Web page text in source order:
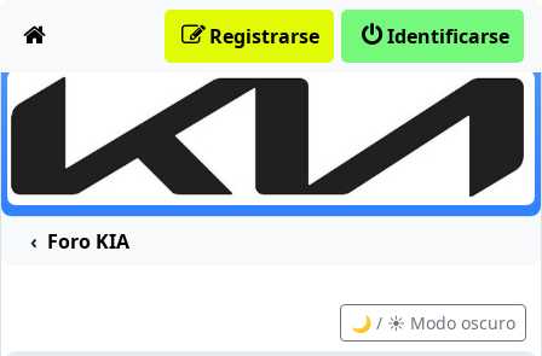
Identificarse
Registrarse
Foro KIA
🌙 / ☀️ Modo oscuro